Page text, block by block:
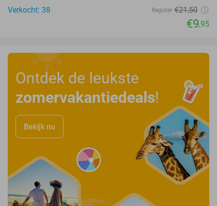
Verkocht: 38
Regulier €21,50
€9,95
Ontdek de leukste
zomervakantiedeals!
Bekijk nu